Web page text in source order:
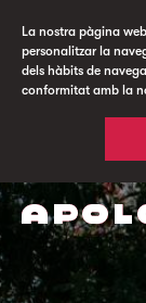
La nostra pàgina
personalitzar la
dels hàbits de
conformitat amb la